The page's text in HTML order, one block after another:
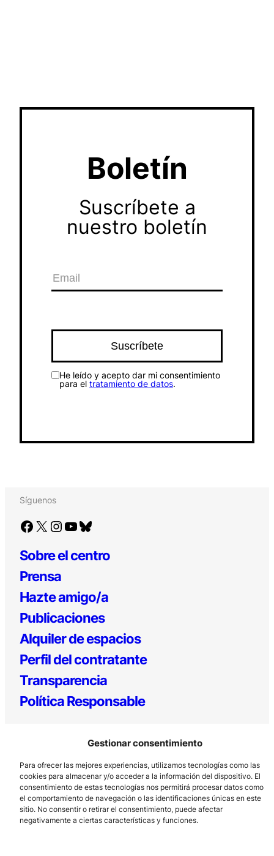
Gestionar consentimiento
Para ofrecer las mejores experiencias, utilizamos tecnologías como las
cookies para almacenar y/o acceder a la información del dispositivo. El
consentimiento de estas tecnologías nos permitirá procesar datos como
el comportamiento de navegación o las identificaciones únicas en este
sitio. No consentir o retirar el consentimiento, puede afectar
negativamente a ciertas características y funciones.
Boletín
Suscríbete a
nuestro boletín
He leído y acepto dar mi consentimiento
para el tratamiento de datos.
Síguenos
Facebook X Instagram YouTube Bluesky
Sobre el centro
Prensa
Hazte amigo/a
Publicaciones
Alquiler de espacios
Perfil del contratante
Transparencia
Política Responsable
Los Prados, 121 – 33203 Gijón
985 185 577 – info@laboralcentrodearte.org